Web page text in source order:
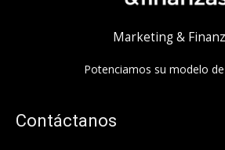
Marketing &
Potenciamos su modelo
Contáctanos